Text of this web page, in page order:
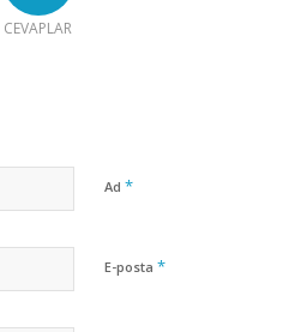
CEVAPLAR
Ad *
E-posta *